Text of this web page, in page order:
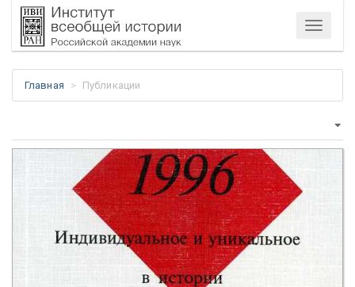
Меню
Главная Публикации